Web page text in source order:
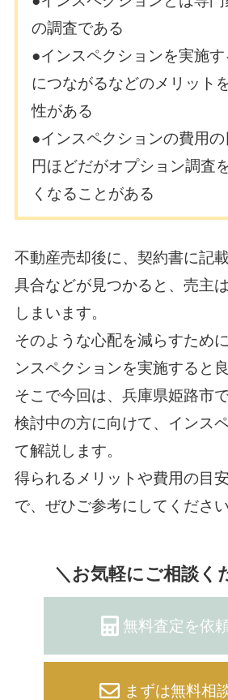
の調査である
●インスペクションを実施
につながるなどのメリット
性がある
●インスペクションの費用
円ほどだがオプション調査
くなることがある
不動産売却後に、契約書に記
具合などが見つかると、売主
しまいます。
そのような心配を減らすため
ンスペクションを実施すると
そこで今回は、兵庫県姫路市
検討中の方に向けて、インス
て解説します。
得られるメリットや費用の目
で、ぜひご参考にしてください
＼お気軽にご相談く
無料査定を依
まずは無料相